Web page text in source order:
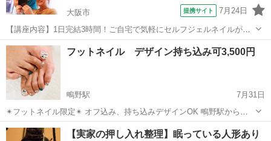
大阪市 提携サイト 7月24日
【講座内容】1日完結3時間！ご自宅で気軽にセルフジェルネイルが楽
しめるようになるレッスンです。デザインは特に指定が無ければ、初
心者の方でも簡単なラメグラデーションを予定していますがご希望に
応じて他のデザインへの変更応相談！（...
大阪 大阪市 ネイル
フットネイル デザイン持ち込み可3,500円
鴫野駅
7月31日
✴︎フットネイル限定✴︎ オフ込み、持ち込みデザインOK 鴫野駅から徒
歩6分 2人の子育てをしながら趣味の延長でネイリストの資格もとって
おります。 現在は看護師として働いておりますが、育児休暇中のた
大阪 大阪市 鴫野駅 ネイル 持ち込み
【実家の押し入れ整理】眠っている人形あり